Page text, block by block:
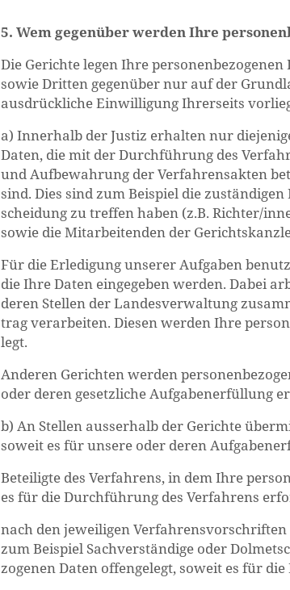
5. Wem ge­gen­über wer­den Ihre
Die Ge­rich­te legen Ihre
sowie Drit­ten ge­gen­über nur auf der
aus­drück­li­che Ein­wil­li­gung Ih­rer­seits
a) In­ner­halb der Jus­tiz er­hal­ten nur
Daten, die mit der Durch­füh­rung des
und Auf­be­wah­rung der Ver­fah­rens­ak­ten
sind. Dies sind zum Bei­spiel die
schei­dung zu tref­fen haben (z.B. Rich­ter/
sowie die Mit­ar­bei­ten­den der
Für die Er­le­di­gung un­se­rer Auf­ga­ben
die Ihre Daten ein­ge­ge­ben wer­den. Dabei
de­ren Stel­len der Lan­des­ver­wal­tung
trag ver­ar­bei­ten. Die­sen wer­den Ihre
legt.
An­de­ren Ge­rich­ten wer­den
oder deren ge­setz­li­che Auf­ga­ben­er­fül­lung
b) An Stel­len aus­ser­halb der Ge­rich­te
so­weit es für un­se­re oder deren
Be­tei­lig­te des Ver­fah­rens, in dem Ihre
es für die Durch­füh­rung des Ver­fah­rens
nach den je­wei­li­gen
zum Bei­spiel Sach­ver­stän­di­ge oder
zo­ge­nen Daten of­fen­ge­legt, so­weit es für